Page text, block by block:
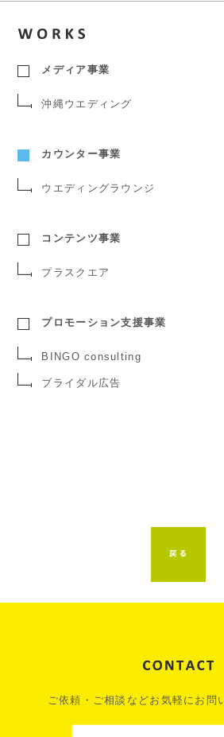
メディア事業
沖縄ウエディング
カウンター事業
ウエディングラウンジ
コンテンツ事業
プラスクエア
プロモーション支援事業
BINGO consulting
ブライダル広告
ご依頼・ご相談などお気軽にお問